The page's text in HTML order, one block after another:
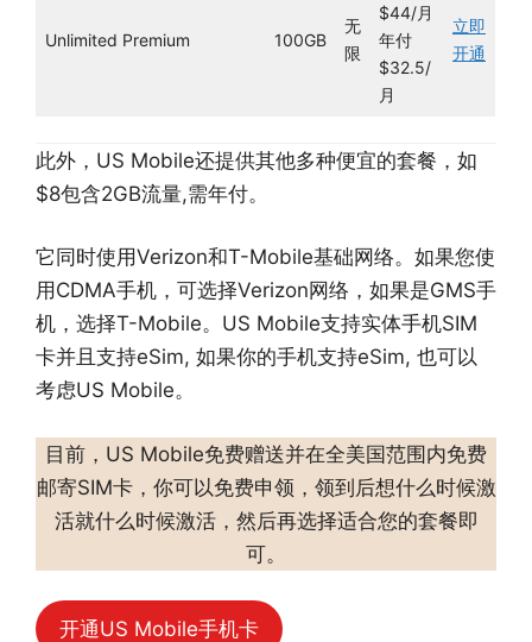
Unlimited Premium 100GB
无
限
$44/月
年付
$32.5/
月
立即
开通
此外，US Mobile还提供其他多种便宜的套餐，如
$8包含2GB流量,需年付。
它同时使用Verizon和T-Mobile基础网络。如果您使
用CDMA手机，可选择Verizon网络，如果是GMS手
机，选择T-Mobile。US Mobile支持实体手机SIM
卡并且支持eSim, 如果你的手机支持eSim, 也可以
考虑US Mobile。
目前，US Mobile免费赠送并在全美国范围内免费
邮寄SIM卡，你可以免费申领，领到后想什么时候激
活就什么时候激活，然后再选择适合您的套餐即
可。
开通US Mobile手机卡